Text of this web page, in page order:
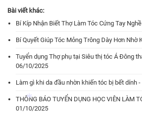
Bài viết khác:
Bí Kíp Nhận Biết Thợ Làm Tóc Cứng Tay
Bí Quyết Giúp Tóc Mỏng Trông Dày Hơn Nhờ
Tuyển dụng Thợ phụ tại Siêu thị tóc Á Đông
06/10/2025
Làm gì khi da đầu nhờn khiến tóc bị bết dính
THÔNG BÁO TUYỂN DỤNG HỌC VIÊN LÀM
01/10/2025